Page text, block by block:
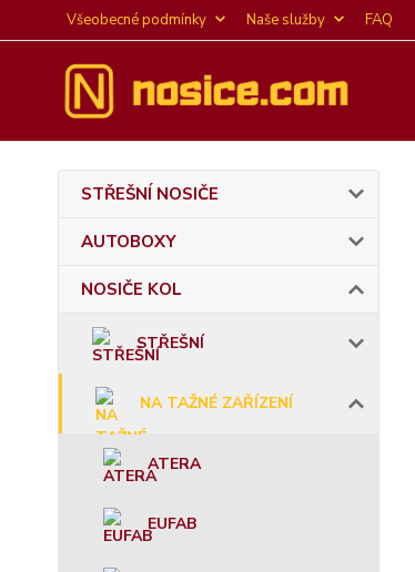
Všeobecné podmínky Naše služby FAQ
STŘEŠNÍ NOSIČE
AUTOBOXY
NOSIČE KOL
STŘEŠNÍ
NA TAŽNÉ ZAŘÍZENÍ
ATERA
EUFAB